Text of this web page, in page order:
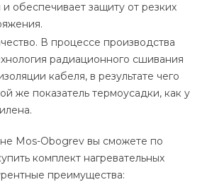
и обеспечивает защиту от резких
В процессе производства
радиационного сшивания
кабеля, в результате чего
же показатель термоусадки, как у
Mos-Obogrev вы сможете по
комплект нагревательных
преимущества: